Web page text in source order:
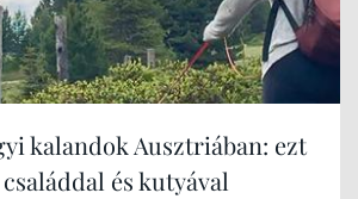
kalandok Ausztriában: ezt
és kutyával